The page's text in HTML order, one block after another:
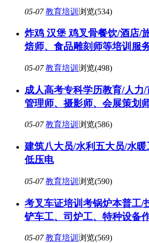
05-07 教育培训 浏览(534)
炸鸡 汉堡 鸡叉骨餐饮/酒店/
焙师、食品雕刻师等培训服
05-07 教育培训 浏览(498)
成人高考专科学历教育/人力
管理师、摄影师、会展策划
05-07 教育培训 浏览(586)
建筑八大员/水利五大员/水
低压电
05-07 教育培训 浏览(590)
考叉车证培训考锅炉本普工/
铲车工、司炉工、特种设备
05-07 教育培训 浏览(569)